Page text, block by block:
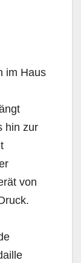
im Haus
hin zur
von